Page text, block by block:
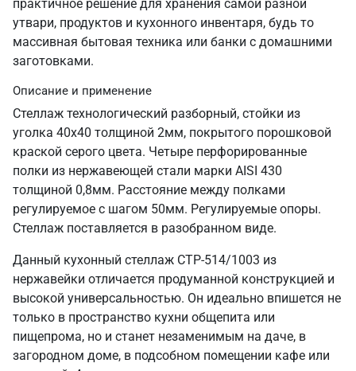
практичное решение для хранения самой разной
утвари, продуктов и кухонного инвентаря, будь то
массивная бытовая техника или банки с домашними
заготовками.
Описание и применение
Стеллаж технологический разборный, стойки из
уголка 40х40 толщиной 2мм, покрытого порошковой
краской серого цвета. Четыре перфорированные
полки из нержавеющей стали марки AISI 430
толщиной 0,8мм. Расстояние между полками
регулируемое с шагом 50мм. Регулируемые опоры.
Стеллаж поставляется в разобранном виде.
Данный кухонный стеллаж СТР-514/1003 из
нержавейки отличается продуманной конструкцией и
высокой универсальностью. Он идеально впишется не
только в пространство кухни общепита или
пищепрома, но и станет незаменимым на даче, в
загородном доме, в подсобном помещении кафе или